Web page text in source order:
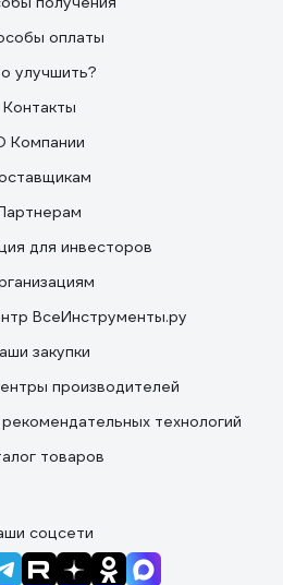
оплаты
улучшить?
Контакты
Компании
для инвесторов
ВсеИнструменты.ру
закупки
производителей
технологий
товаров
соцсети